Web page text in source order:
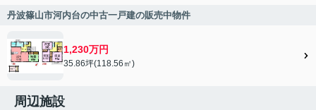
丹波篠山市河内台の中古一戸建の販売中物件
1,230万円
35.86坪(118.56㎡)
周辺施設